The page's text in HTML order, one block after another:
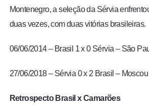
Montenegro,a seleção da Sérvia
duas vezes, com duas vitórias brasileiras.
06/06/2014 – Brasil 1 x 0 Sérvia – São
27/06/2018 – Sérvia 0 x 2 Brasil –
Retrospecto Brasil x Camarões